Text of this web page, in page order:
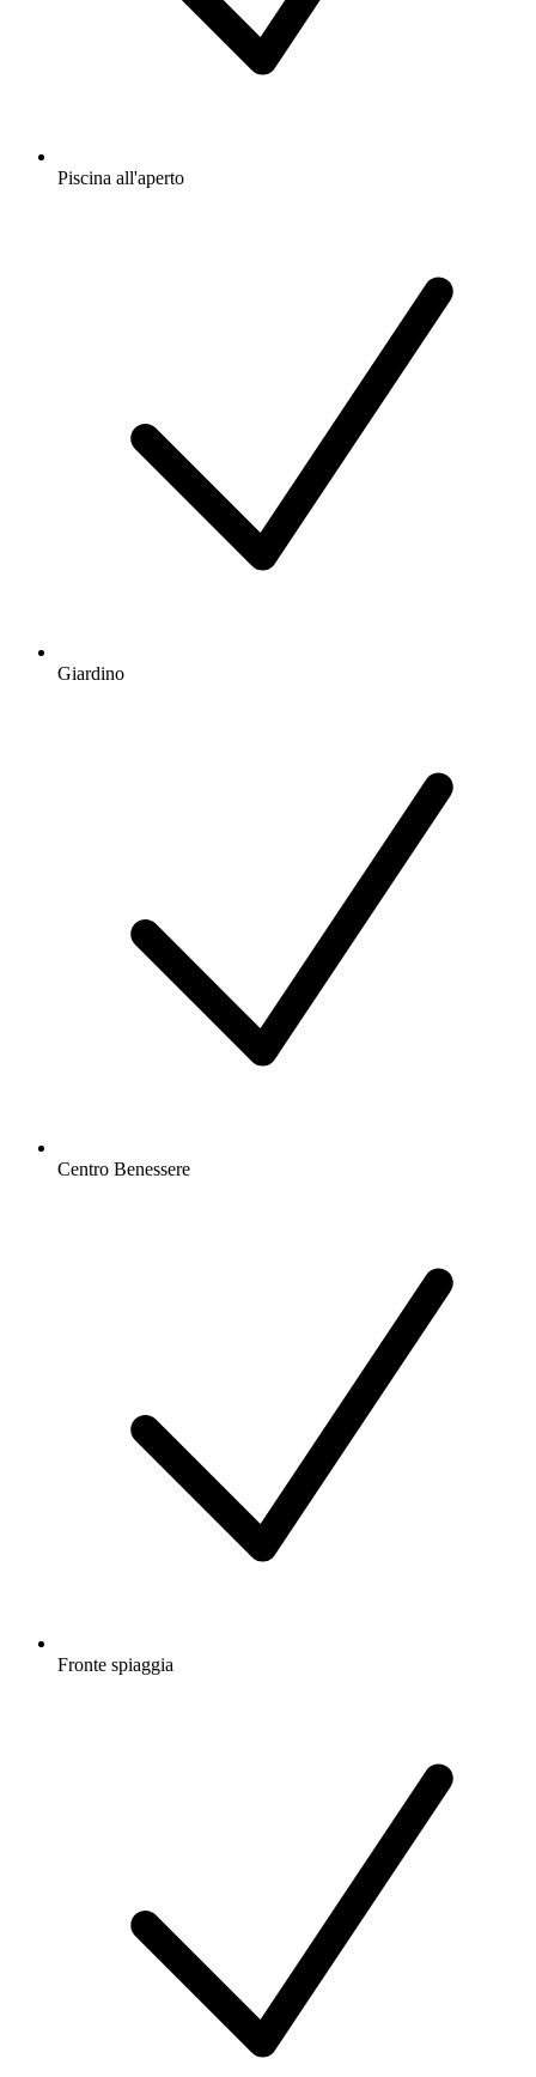
Piscina all'aperto
Giardino
Centro Benessere
Fronte spiaggia